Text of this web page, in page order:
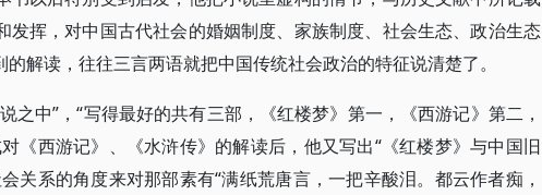
发挥，对中国古代社会的婚姻制度、家族制度、社会生态、政治生态
解读，往往三言两语就把中国传统社会政治的特征说清楚了。
之中”，“写得最好的共有三部，《红楼梦》第一，《西游记》第二，
《西游记》、《水浒传》的解读后，他又写出“《红楼梦》与中国旧
关系的角度来对那部素有“满纸荒唐言，一把辛酸泪。都云作者痴，